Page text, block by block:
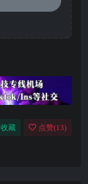
收藏 点赞(13)